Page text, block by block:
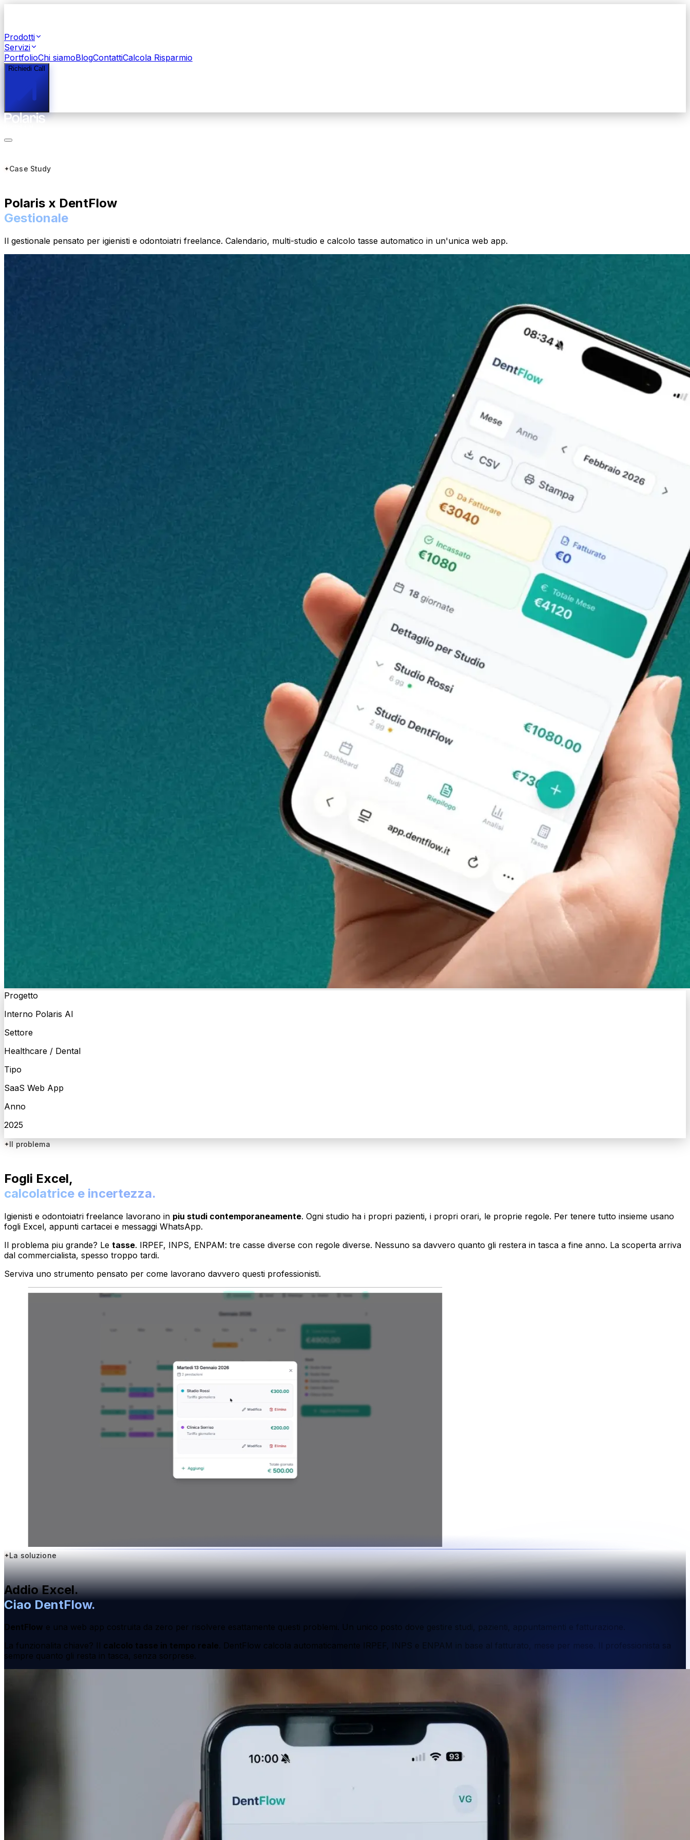
Prodotti
Servizi
PortfolioChi siamoBlogContattiCalcola Risparmio
Richiedi Call
Case Study
Polaris x DentFlow
Gestionale
Il gestionale pensato per igienisti e odontoiatri freelance. Calendario, multi-studio e calcolo tasse automatico in un'unica web app.
Progetto
Interno Polaris AI
Settore
Healthcare / Dental
Tipo
SaaS Web App
Anno
2025
Il problema
Fogli Excel,
calcolatrice e incertezza.
Igienisti e odontoiatri freelance lavorano in piu studi contemporaneamente. Ogni studio ha i propri pazienti, i propri orari, le proprie regole. Per tenere tutto insieme usano
fogli Excel, appunti cartacei e messaggi WhatsApp.
Il problema piu grande? Le tasse. IRPEF, INPS, ENPAM: tre casse diverse con regole diverse. Nessuno sa davvero quanto gli restera in tasca a fine anno. La scoperta arriva
dal commercialista, spesso troppo tardi.
Serviva uno strumento pensato per come lavorano davvero questi professionisti.
La soluzione
Addio Excel.
Ciao DentFlow.
DentFlow e una web app costruita da zero per risolvere esattamente questi problemi. Un unico posto dove gestire studi, pazienti, appuntamenti e fatturazione.
La funzionalita chiave? Il calcolo tasse in tempo reale. DentFlow calcola automaticamente IRPEF, INPS e ENPAM in base al fatturato, mese per mese. Il professionista sa
sempre quanto gli resta in tasca, senza sorprese.